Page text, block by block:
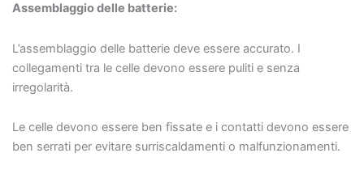
Assemblaggio delle batterie:
L’assemblaggio delle batterie deve essere accurato. I
collegamenti tra le celle devono essere puliti e senza
irregolarità.
Le celle devono essere ben fissate e i contatti devono essere
ben serrati per evitare surriscaldamenti o malfunzionamenti.